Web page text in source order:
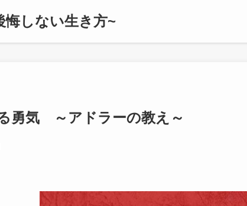
しない生き方~
勇気 ～アドラーの教え～